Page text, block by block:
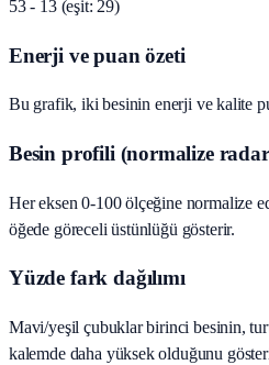
53 - 13 (eşit: 29)
Enerji ve puan özeti
Bu grafik, iki besinin enerji ve kalite
Besin profili (normalize
Her eksen 0-100 ölçeğine normalize
öğede göreceli üstünlüğü gösterir.
Yüzde fark dağılımı
Mavi/yeşil çubuklar birinci besinin,
kalemde daha yüksek olduğunu